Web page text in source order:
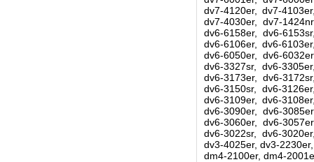
dv7-4120er, dv7-
dv7-4030er, dv7-
dv6-6158er, dv6-
dv6-6106er, dv6-
dv6-6050er, dv6-
dv6-3327sr, dv6-
dv6-3173er, dv6-
dv6-3150sr, dv6-
dv6-3109er, dv6-
dv6-3090er, dv6-
dv6-3060er, dv6-
dv6-3022sr, dv6-
dv3-4025er, dv3-
dm4-2100er, dm4-